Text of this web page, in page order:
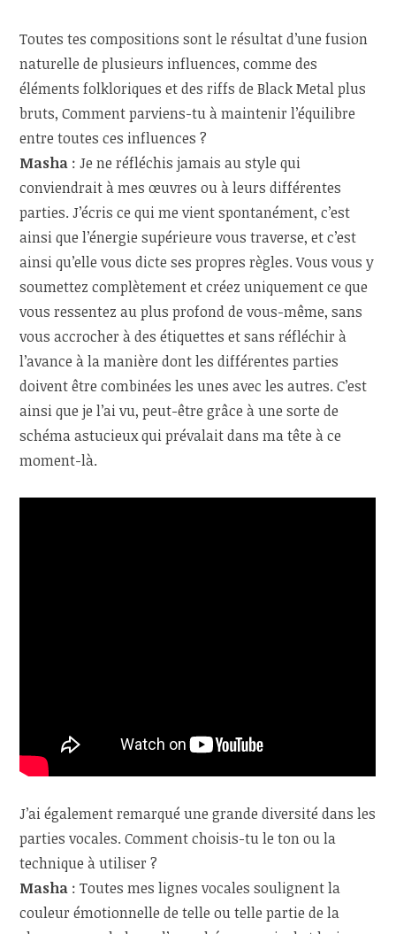
Toutes tes compositions sont le résultat d’une fusion
naturelle de plusieurs influences, comme des
éléments folkloriques et des riffs de Black Metal plus
bruts, Comment parviens-tu à maintenir l’équilibre
entre toutes ces influences ?
Masha : Je ne réfléchis jamais au style qui
conviendrait à mes œuvres ou à leurs différentes
parties. J’écris ce qui me vient spontanément, c’est
ainsi que l’énergie supérieure vous traverse, et c’est
ainsi qu’elle vous dicte ses propres règles. Vous vous y
soumettez complètement et créez uniquement ce que
vous ressentez au plus profond de vous-même, sans
vous accrocher à des étiquettes et sans réfléchir à
l’avance à la manière dont les différentes parties
doivent être combinées les unes avec les autres. C’est
ainsi que je l’ai vu, peut-être grâce à une sorte de
schéma astucieux qui prévalait dans ma tête à ce
moment-là.
J’ai également remarqué une grande diversité dans les
parties vocales. Comment choisis-tu le ton ou la
technique à utiliser ?
Masha : Toutes mes lignes vocales soulignent la
couleur émotionnelle de telle ou telle partie de la